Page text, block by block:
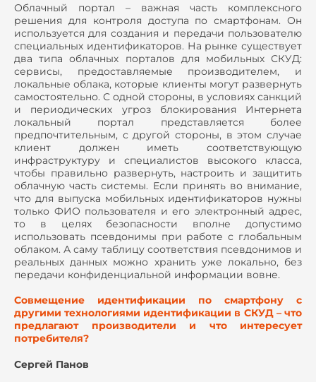
Облачный портал – важная часть комплексного
решения для контроля доступа по смартфонам. Он
используется для создания и передачи пользователю
специальных идентификаторов. На рынке существует
два типа облачных порталов для мобильных СКУД:
сервисы, предоставляемые производителем, и
локальные облака, которые клиенты могут развернуть
самостоятельно. С одной стороны, в условиях санкций
и периодических угроз блокирования Интернета
локальный портал представляется более
предпочтительным, с другой стороны, в этом случае
клиент должен иметь соответствующую
инфраструктуру и специалистов высокого класса,
чтобы правильно развернуть, настроить и защитить
облачную часть системы. Если принять во внимание,
что для выпуска мобильных идентификаторов нужны
только ФИО пользователя и его электронный адрес,
то в целях безопасности вполне допустимо
использовать псевдонимы при работе с глобальным
облаком. А саму таблицу соответствия псевдонимов и
реальных данных можно хранить уже локально, без
передачи конфиденциальной информации вовне.
Совмещение идентификации по смартфону с
другими технологиями идентификации в СКУД – что
предлагают производители и что интересует
потребителя?
Сергей Панов